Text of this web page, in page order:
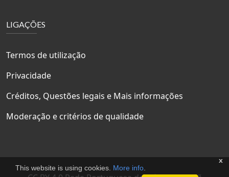
x
This website is using cookies. More info
LIGAÇÕES
Termos de utilização
Privacidade
Créditos, Questões legais e Mais informações
Moderação e critérios de qualidade